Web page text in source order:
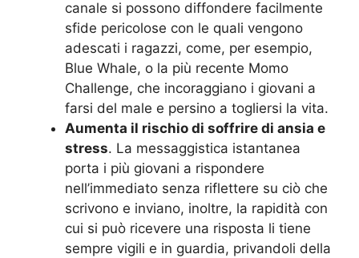
canale si possono diffondere facilmente
sfide pericolose con le quali vengono
adescati i ragazzi, come, per esempio,
Blue Whale, o la più recente Momo
Challenge, che incoraggiano i giovani a
farsi del male e persino a togliersi la vita.
Aumenta il rischio di soffrire di ansia e
stress. La messaggistica istantanea
porta i più giovani a rispondere
nell’immediato senza riflettere su ciò che
scrivono e inviano, inoltre, la rapidità con
cui si può ricevere una risposta li tiene
sempre vigili e in guardia, privandoli della